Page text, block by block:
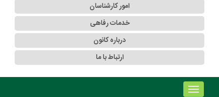
امور کارشناسان
خدمات رفاهی
درباره کانون
ارتباط با ما
!!!b۱!!!